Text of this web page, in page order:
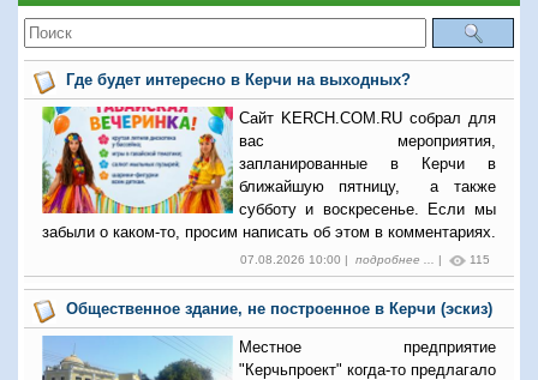
Где будет интересно в Керчи на выходных?
Сайт KERCH.COM.RU собрал для
вас мероприятия,
запланированные в Керчи в
ближайшую пятницу, а также
субботу и воскресенье. Если мы
забыли о каком-то, просим написать об этом в комментариях.
07.08.2026 10:00 | подробнее ... | 115
Общественное здание, не построенное в Керчи (эскиз)
Местное предприятие
"Керчьпроект" когда-то предлагало